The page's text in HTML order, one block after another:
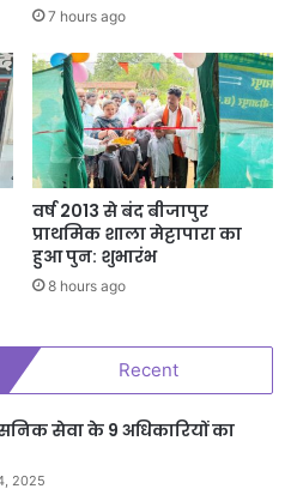
7 hours ago
वर्ष 2013 से बंद बीजापुर
प्राथमिक शाला मेट्टापारा का
हुआ पुन: शुभारंभ
8 hours ago
Recent
सेवा के 9 अधिकारियों का
2025